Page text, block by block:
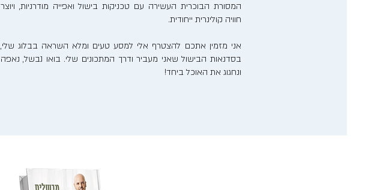
המסורת הבוכרית העשירה עם טכניקות בישול ואפייה מודרניות, ויוצר
חוויה קולינרית ייחודית.
אני מזמין אתכם להצטרף אלי למסע טעים ומלא השראה בבלוג שלי,
בסדנאות הבישול שאני מעביר ודרך המתכונים שלי. בואו נבשל, נאפה
ונחגוג את האוכל ביחד!